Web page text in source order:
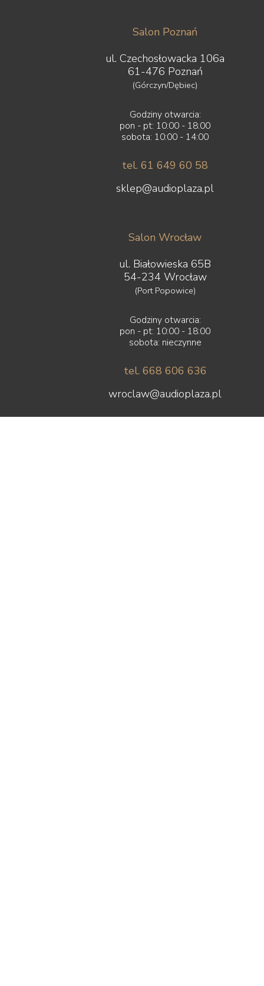
Salon Poznań
ul. Czechosłowacka 106a
61-476 Poznań
(Górczyn/Dębiec)
Godziny otwarcia:
pon - pt: 10:00 - 18:00
sobota: 10:00 - 14:00
tel. 61 649 60 58
sklep@audioplaza.pl
Salon Wrocław
ul. Białowieska 65B
54-234 Wrocław
(Port Popowice)
Godziny otwarcia:
pon - pt: 10:00 - 18:00
sobota: nieczynne
tel. 668 606 636
wroclaw@audioplaza.pl